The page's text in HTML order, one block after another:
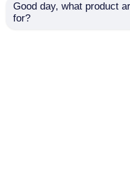
Good day, what product
for?